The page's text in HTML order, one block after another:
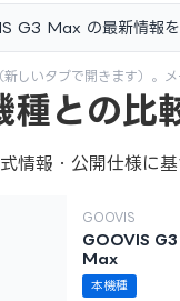
G3 Max の最新情報
しいタブで開きます）。メ
種との比
情報・公開仕様に
GOOVIS
GOOVIS G3
Max
本機種